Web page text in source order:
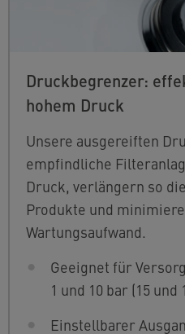
Druckbegrenzer:
hohem Druck
Unsere ausgereiften
empfindliche
Druck, verlängern so
Produkte und
Wartungsaufwand.
Geeignet für
1 und 10 bar (15 und
Einstellbarer